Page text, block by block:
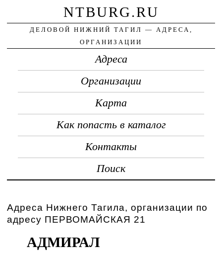
NTBURG.RU
ДЕЛОВОЙ НИЖНИЙ ТАГИЛ — АДРЕСА,
ОРГАНИЗАЦИИ
Адреса
Организации
Карта
Как попасть в каталог
Контакты
Поиск
Адреса Нижнего Тагила, организации по
адресу ПЕРВОМАЙСКАЯ 21
АДМИРАЛ